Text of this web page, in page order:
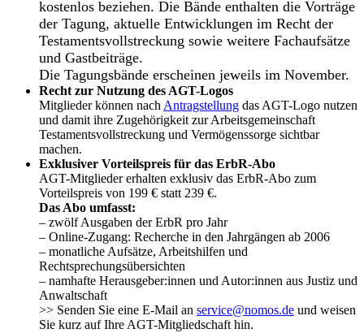
kostenlos beziehen. Die Bände enthalten die Vorträge
der Tagung, aktuelle Entwicklungen im Recht der
Testamentsvollstreckung sowie weitere Fachaufsätze
und Gastbeiträge.
Die Tagungsbände erscheinen jeweils im November.
Recht zur Nutzung des AGT-Logos
Mitglieder können nach Antragstellung das AGT-Logo nutzen
und damit ihre Zugehörigkeit zur Arbeitsgemeinschaft
Testamentsvollstreckung und Vermögenssorge sichtbar
machen.
Exklusiver Vorteilspreis für das ErbR-Abo
AGT-Mitglieder erhalten exklusiv das ErbR-Abo zum
Vorteilspreis von 199 € statt 239 €.
Das Abo umfasst:
– zwölf Ausgaben der ErbR pro Jahr
– Online-Zugang: Recherche in den Jahrgängen ab 2006
– monatliche Aufsätze, Arbeitshilfen und
Rechtsprechungsübersichten
– namhafte Herausgeber:innen und Autor:innen aus Justiz und
Anwaltschaft
>> Senden Sie eine E-Mail an service@nomos.de und weisen
Sie kurz auf Ihre AGT-Mitgliedschaft hin.